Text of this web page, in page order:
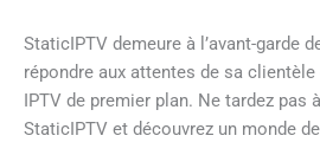
StaticIPTV demeure à l’avant-garde
répondre aux attentes de sa
IPTV de premier plan. Ne tardez pas
StaticIPTV et découvrez un monde